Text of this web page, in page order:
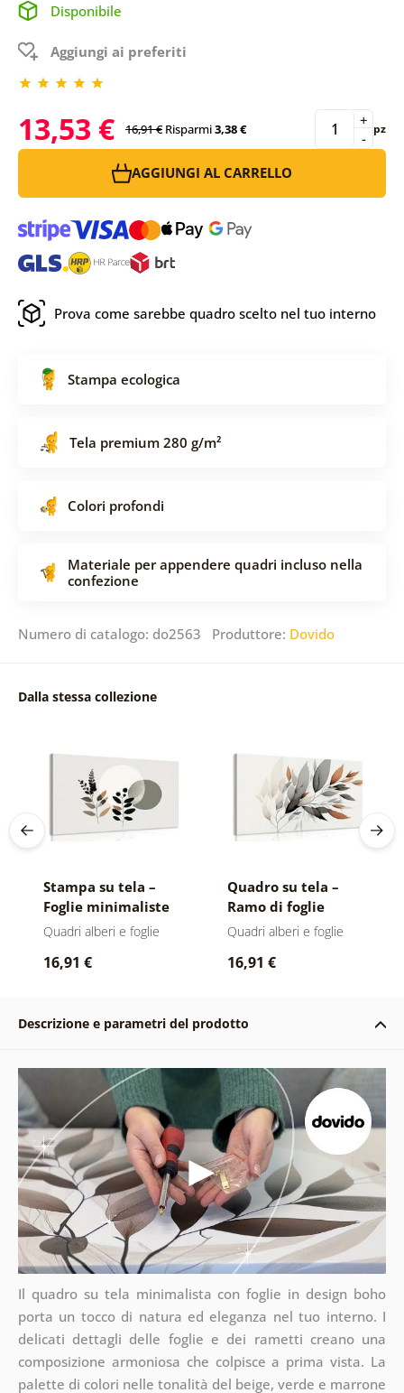
Disponibile
Aggiungi ai preferiti
13,53 € 16,91 € Risparmi3,38 € -
+ pz
AGGIUNGI AL CARRELLO
Prova come sarebbe quadro scelto nel tuo interno
Stampa ecologica
Tela premium 280 g/m²
Colori profondi
Materiale per appendere quadri incluso nella
confezione
Numero di catalogo: do2563 Produttore: Dovido
Dalla stessa collezione
Stampa su tela –
Foglie minimaliste
con sfondo boho
Quadri alberi e foglie
16,91 €
Quadro su tela –
Ramo di foglie
minimalista
Quadri alberi e foglie
16,91 €
Descrizione e parametri del prodotto
Il quadro su tela minimalista con foglie in design boho
porta un tocco di natura ed eleganza nel tuo interno. I
delicati dettagli delle foglie e dei rametti creano una
composizione armoniosa che colpisce a prima vista. La
palette di colori nelle tonalità del beige, verde e marrone